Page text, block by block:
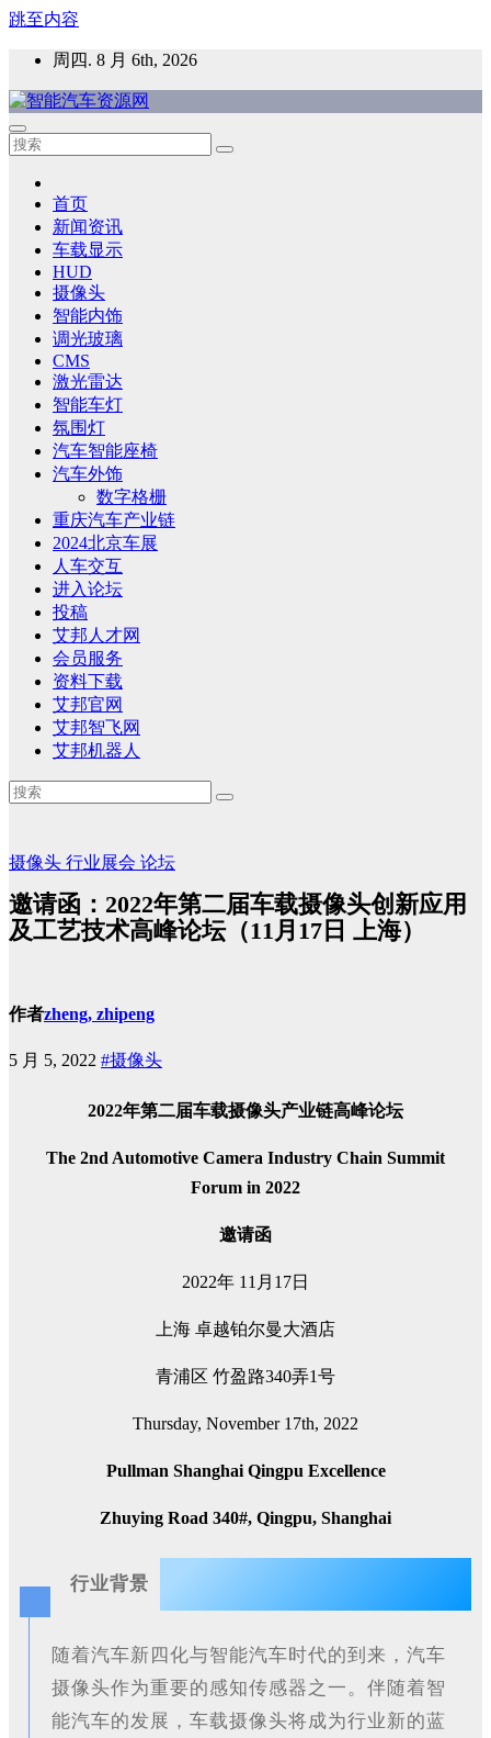
跳至内容
周四. 8 月 6th, 2026
智能汽车资源网
智能表面，智能内饰，新能源汽车，HMI，人车交互，智能车
首页
新闻资讯
车载显示
HUD
摄像头
智能内饰
调光玻璃
CMS
激光雷达
智能车灯
氛围灯
汽车智能座椅
汽车外饰
数字格栅
重庆汽车产业链
2024北京车展
人车交互
进入论坛
投稿
艾邦人才网
会员服务
资料下载
艾邦官网
艾邦智飞网
艾邦机器人
摄像头 行业展会 论坛
邀请函：2022年第二届车载摄像头创新应用
及工艺技术高峰论坛（11月17日 上海）
作者zheng, zhipeng
5 月 5, 2022 #摄像头
2022年第二届车载摄像头产业链高峰论坛
The 2nd Automotive Camera Industry Chain Summit
Forum in 2022
邀请函
2022年 11月17日
上海 卓越铂尔曼大酒店
青浦区 竹盈路340弄1号
Thursday, November 17th, 2022
Pullman Shanghai Qingpu Excellence
Zhuying Road 340#, Qingpu, Shanghai
行业背景
随着汽车新四化与智能汽车时代的到来，汽车
摄像头作为重要的感知传感器之一。伴随着智
能汽车的发展，车载摄像头将成为行业新的蓝